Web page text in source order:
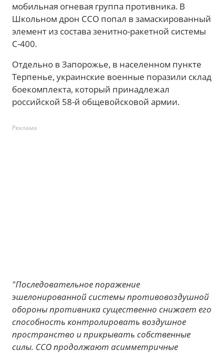
мобильная огневая группа противника. В
Школьном дрон ССО попал в замаскированный
элемент из состава зенитно-ракетной системы
С-400.
Отдельно в Запорожье, в населенном пункте
Терпенье, украинские военные поразили склад
боекомплекта, который принадлежал
российской 58-й общевойсковой армии.
Реклама
"Последовательное поражение
эшелонированной системы противовоздушной
обороны противника существенно снижает его
способность контролировать воздушное
пространство и прикрывать собственные
силы. ССО продолжают асимметричные